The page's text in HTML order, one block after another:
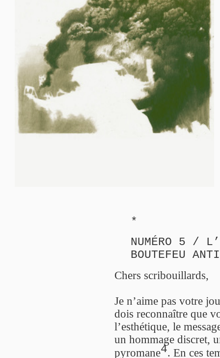
*
NUMÉRO 5 /
BOUTEFEU
Chers scribouillards,
Je n’aime pas votre
dois reconnaître que
l’esthétique, le
un hommage discret,
pyromane4. En ces